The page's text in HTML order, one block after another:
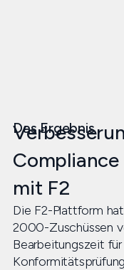
Das Ergebnis
mit F2
Die F2-Plattform
2000-Zuschüssen
Bearbeitungszeit